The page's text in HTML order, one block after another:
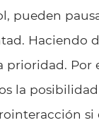
pueden
Haciendo
prioridad. Por
la
si